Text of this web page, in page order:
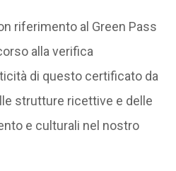
riferimento al Green Pass
alla verifica
di questo certificato da
strutture ricettive e delle
e culturali nel nostro